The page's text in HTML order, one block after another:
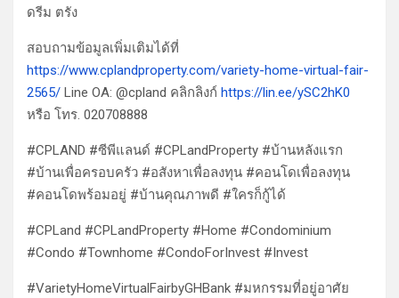
ดรีม ตรัง
สอบถามข้อมูลเพิ่มเติมได้ที่
https://www.cplandproperty.com/variety-home-virtual-fair-
2565/ Line OA: @cpland คลิกลิงก์ https://lin.ee/ySC2hK0
หรือ โทร. 020708888
#CPLAND #ซีพีแลนด์ #CPLandProperty #บ้านหลังแรก
#บ้านเพื่อครอบครัว #อสังหาเพื่อลงทุน #คอนโดเพื่อลงทุน
#คอนโดพร้อมอยู่ #บ้านคุณภาพดี #ใครก็กู้ได้
#CPLand #CPLandProperty #Home #Condominium
#Condo #Townhome #CondoForInvest #Invest
#VarietyHomeVirtualFairbyGHBank #มหกรรมที่อยู่อาศัย